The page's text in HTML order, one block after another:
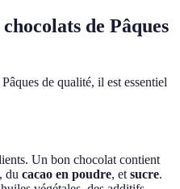
de Pâques
de qualité, il est essentiel
Un bon chocolat contient
, du cacao en poudre, et sucre.